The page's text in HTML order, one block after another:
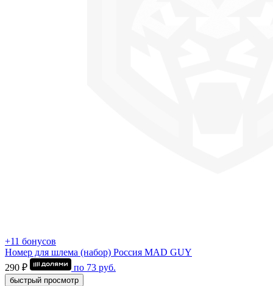
+11 бонусов
Номер для шлема (набор) Россия MAD GUY
290 ₽
по 73 руб.
быстрый просмотр